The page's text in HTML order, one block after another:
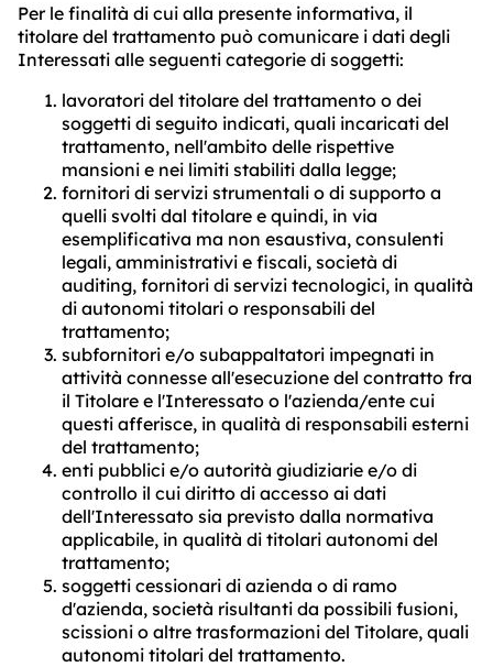
Per le finalità di cui alla presente informativa, il
titolare del trattamento può comunicare i dati degli
Interessati alle seguenti categorie di soggetti:
lavoratori del titolare del trattamento o dei
soggetti di seguito indicati, quali incaricati del
trattamento, nell'ambito delle rispettive
mansioni e nei limiti stabiliti dalla legge;
fornitori di servizi strumentali o di supporto a
quelli svolti dal titolare e quindi, in via
esemplificativa ma non esaustiva, consulenti
legali, amministrativi e fiscali, società di
auditing, fornitori di servizi tecnologici, in qualità
di autonomi titolari o responsabili del
trattamento;
subfornitori e/o subappaltatori impegnati in
attività connesse all'esecuzione del contratto fra
il Titolare e l'Interessato o l'azienda/ente cui
questi afferisce, in qualità di responsabili esterni
del trattamento;
enti pubblici e/o autorità giudiziarie e/o di
controllo il cui diritto di accesso ai dati
dell'Interessato sia previsto dalla normativa
applicabile, in qualità di titolari autonomi del
trattamento;
soggetti cessionari di azienda o di ramo
d'azienda, società risultanti da possibili fusioni,
scissioni o altre trasformazioni del Titolare, quali
autonomi titolari del trattamento.